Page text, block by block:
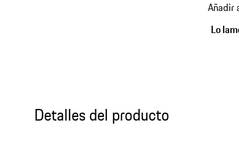
(Talla)
Añadir
Lo
Detalles del producto